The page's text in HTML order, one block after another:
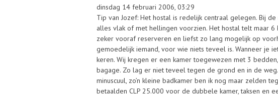
dinsdag 14 februari 2006, 03:29
Tip van Jozef: Het hostal is redelijk centraal gelegen. Bij
alles vlak of met hellingen voorzien. Het hostal telt maar
zeker vooraf reserveren en liefst zo lang mogelijk op
gemoedelijk iemand, voor wie niets teveel is. Wanneer je
keren. Wij kregen er een kamer toegewezen met 3
bagage. Zo lag er niet teveel tegen de grond en in de
minuscuul, zo’n kleine badkamer ben ik nog maar zelden
betaalden CLP 25.000 voor de dubbele kamer, taksen en